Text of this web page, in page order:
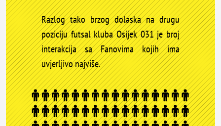
Razlog tako brzog dolaska na drugu
poziciju futsal kluba Osijek 031 je broj
interakcija sa Fanovima kojih ima
uvjerljivo najviše.